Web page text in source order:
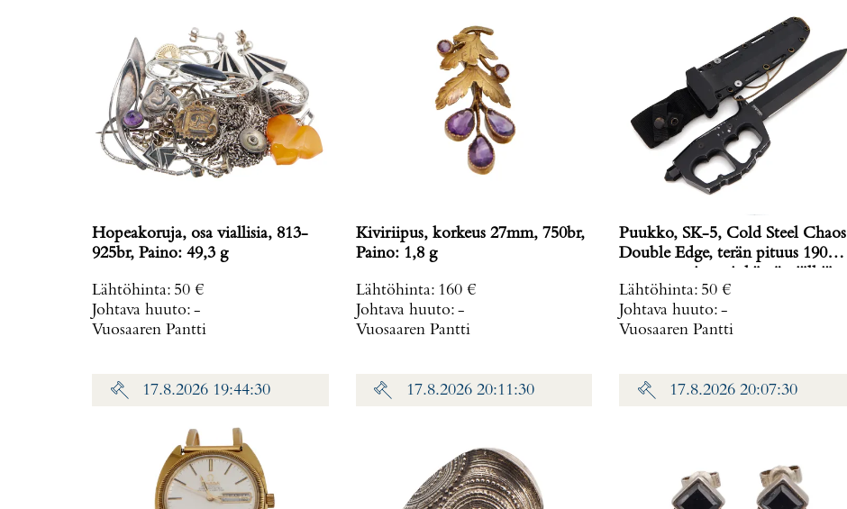
Hopeakoruja, osa viallisia, 813-
925br, Paino: 49,3 g
Lähtöhinta: 50 €
Johtava huuto: -
Vuosaaren Pantti
Kiviriipus, korkeus 27mm, 750br,
Paino: 1,8 g
Lähtöhinta: 160 €
Johtava huuto: -
Vuosaaren Pantti
Puukko, SK-5, Cold Steel Chaos
Double Edge, terän pituus 190
Lähtöhinta: 50 €
Johtava huuto: -
Vuosaaren Pantti
17.8.2026 19:44:30 17.8.2026 20:11:30 17.8.2026 20:07:30